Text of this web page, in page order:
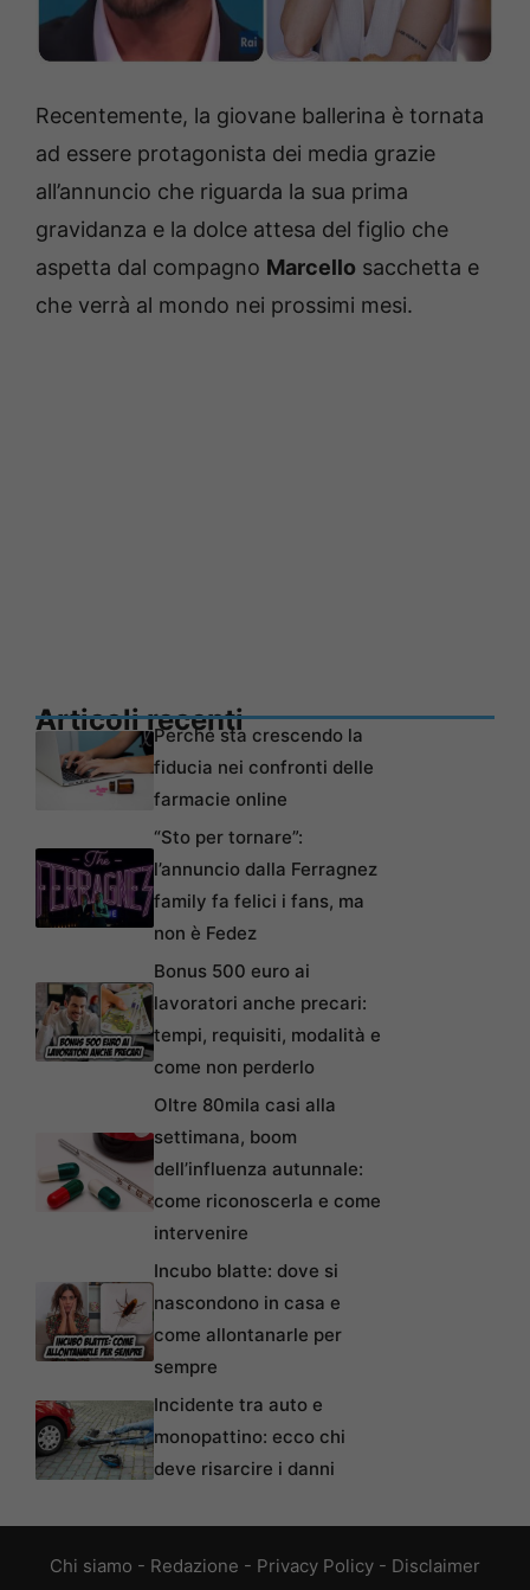
Recentemente, la giovane ballerina è tornata
ad essere protagonista dei media grazie
all’annuncio che riguarda la sua prima
gravidanza e la dolce attesa del figlio che
aspetta dal compagno Marcello sacchetta e
che verrà al mondo nei prossimi mesi.
Articoli recentiPerché sta crescendo la
fiducia nei confronti delle
farmacie online
“Sto per tornare”:
l’annuncio dalla Ferragnez
family fa felici i fans, ma
non è Fedez
Bonus 500 euro ai
lavoratori anche precari:
tempi, requisiti, modalità e
come non perderlo
Oltre 80mila casi alla
settimana, boom
dell’influenza autunnale:
come riconoscerla e come
intervenire
Incubo blatte: dove si
nascondono in casa e
come allontanarle per
sempre
Incidente tra auto e
monopattino: ecco chi
deve risarcire i danni
Chi siamo - Redazione - Privacy Policy - Disclaimer